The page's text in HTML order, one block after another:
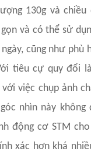
130g và chiều
và có thể sử
cũng như phù
tiêu cự quy đổi
việc chụp ảnh
nhìn này không
động cơ STM
xác hơn khá